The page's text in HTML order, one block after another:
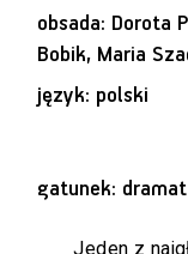
obsada: Dorota
Bobik, Maria
język: polski
gatunek:
Jeden z